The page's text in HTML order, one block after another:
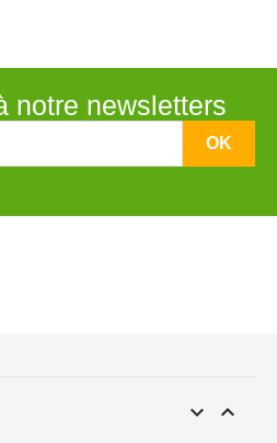
notre newsletters
 